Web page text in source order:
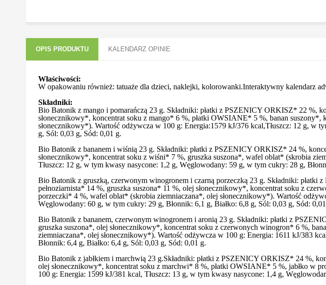
OPIS PRODUKTU KALENDARZ OPINIE
Właściwości:
W opakowaniu również: tatuaże dla dzieci, naklejki, kolorowanki.Interaktywny kalendarz
Składniki:
Bio Batonik z mango i pomarańczą 23 g. Składniki: płatki z PSZENICY ORKISZ* 22 %,
słonecznikowy*, koncentrat soku z mango* 6 %, płatki OWSIANE* 5 %, banan
słonecznikowy*). Wartość odżywcza w 100 g: Energia:1579 kJ/376 kcal,Tłuszcz: 12 g,
g, Sól: 0,03 g, Sód: 0,01 g.
Bio Batonik z bananem i wiśnią 23 g. Składniki: płatki z PSZENICY ORKISZ* 24 %,
słonecznikowy*, koncentrat soku z wiśni* 7 %, gruszka suszona*, wafel oblat* (skrobia
Tłuszcz: 12 g, w tym kwasy nasycone: 1,2 g, Węglowodany: 59 g, w tym cukry: 28 g,
Bio Batonik z gruszką, czerwonym winogronem i czarną porzeczką 23 g. Składniki:
pełnoziarnista* 14 %, gruszka suszona* 11 %, olej słonecznikowy*, koncentrat soku z
porzeczki* 4 %, wafel oblat* (skrobia ziemniaczana*, olej słonecznikowy*). Wartość
Węglowodany: 60 g, w tym cukry: 29 g, Błonnik: 6,1 g, Białko: 6,8 g, Sól: 0,03 g, Sód:
Bio Batonik z bananem, czerwonym winogronem i aronią 23 g. Składniki: płatki z
gruszka suszona*, olej słonecznikowy*, koncentrat soku z czerwonych winogron* 6 %,
ziemniaczana*, olej słonecznikowy*). Wartość odżywcza w 100 g: Energia: 1611 kJ/383
Błonnik: 6,4 g, Białko: 6,4 g, Sól: 0,03 g, Sód: 0,01 g.
Bio Batonik z jabłkiem i marchwią 23 g.Składniki: płatki z PSZENICY ORKISZ* 24 %,
olej słonecznikowy*, koncentrat soku z marchwi* 8 %, płatki OWSIANE* 5 %, jabłko w
100 g: Energia: 1599 kJ/381 kcal, Tłuszcz: 13 g, w tym kwasy nasycone: 1,4 g,